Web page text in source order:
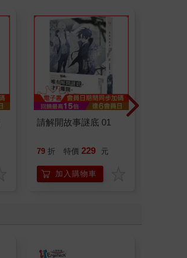
請解開故事謎底 01
79 折 特價 229 元
加入購物車